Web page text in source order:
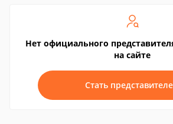
Нет официального
на сайте
Стать